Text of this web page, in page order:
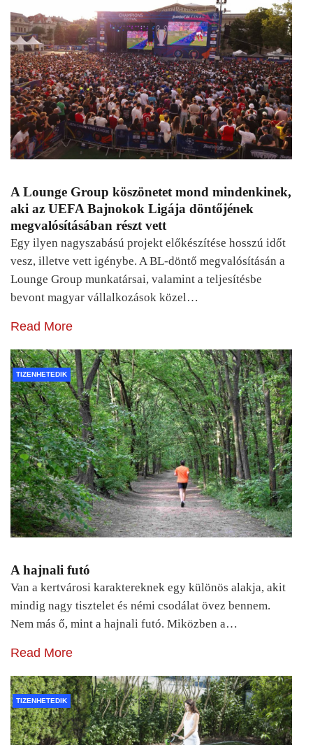
A Lounge Group köszönetet mond mindenkinek,
aki az UEFA Bajnokok Ligája döntőjének
megvalósításában részt vett
Egy ilyen nagyszabású projekt előkészítése hosszú időt
vesz, illetve vett igénybe. A BL-döntő megvalósításán a
Lounge Group munkatársai, valamint a teljesítésbe
bevont magyar vállalkozások közel…
Read More
TIZENHETEDIK
A hajnali futó
Van a kertvárosi karaktereknek egy különös alakja, akit
mindig nagy tisztelet és némi csodálat övez bennem.
Nem más ő, mint a hajnali futó. Miközben a…
Read More
TIZENHETEDIK